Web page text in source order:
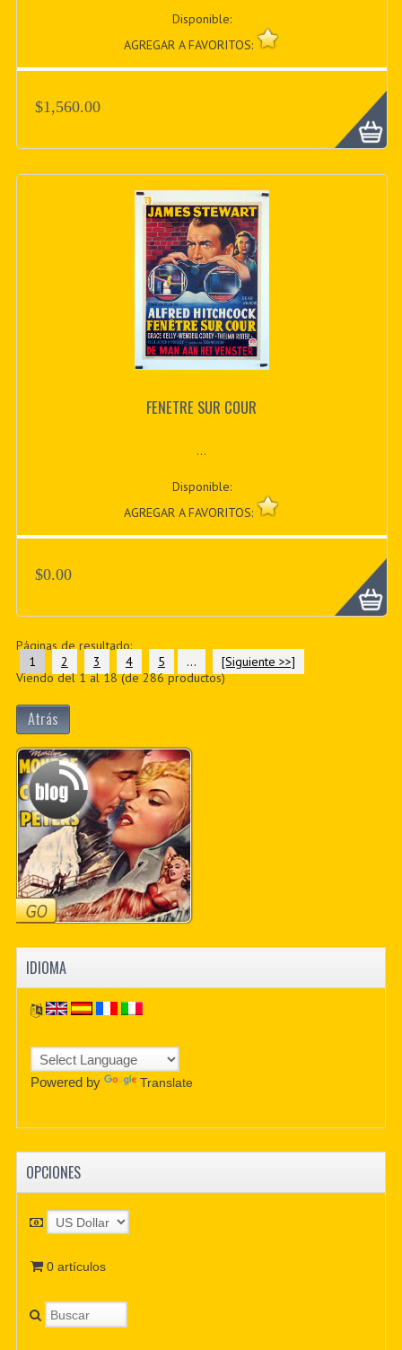
Disponible:
AGREGAR A FAVORITOS:
$1,560.00
FENETRE SUR COUR
...
Disponible:
AGREGAR A FAVORITOS:
$0.00
Páginas de resultado:
1
2 3 4 5 ...
[Siguiente >>]
Viendo del1al18(de286productos)
Atrás
IDIOMA
Powered by Translate
OPCIONES
0 artículos